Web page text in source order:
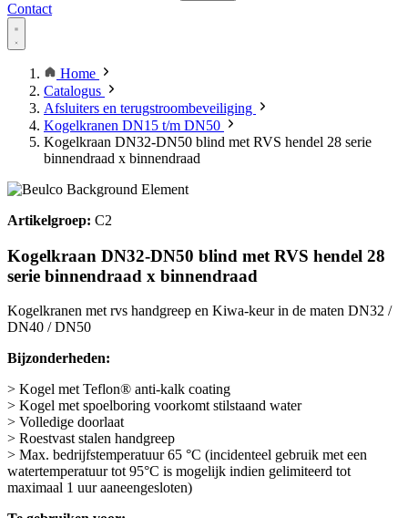
Contact
Home
Catalogus
Afsluiters en terugstroombeveiliging
Kogelkranen DN15 t/m DN50
Kogelkraan DN32-DN50 blind met RVS hendel 28 serie
binnendraad x binnendraad
Artikelgroep: C2
Kogelkraan DN32-DN50 blind met RVS hendel 28
serie binnendraad x binnendraad
Kogelkranen met rvs handgreep en Kiwa-keur in de maten DN32 /
DN40 / DN50
Bijzonderheden:
> Kogel met Teflon® anti-kalk coating
> Kogel met spoelboring voorkomt stilstaand water
> Volledige doorlaat
> Roestvast stalen handgreep
> Max. bedrijfstemperatuur 65 °C (incidenteel gebruik met een
watertemperatuur tot 95°C is mogelijk indien gelimiteerd tot
maximaal 1 uur aaneengesloten)